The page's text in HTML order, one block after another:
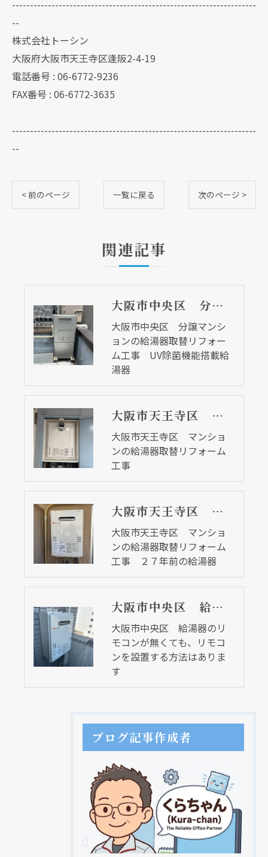
--------------------------------------------------------------------
--
株式会社トーシン
大阪府大阪市天王寺区逢阪2-4-19
電話番号 : 06-6772-9236
FAX番号 : 06-6772-3635
--------------------------------------------------------------------
--
< 前のページ 一覧に戻る 次のページ >
関連記事
大阪市中央区 分譲マンションの給湯器取替リフォーム工事 UV除菌機能搭載給湯器
大阪市中央区 分譲マンシ
ョンの給湯器取替リフォー
ム工事 UV除菌機能搭載給
湯器
大阪市天王寺区 マンションの給湯器取替リフォーム工事
大阪市天王寺区 マンショ
ンの給湯器取替リフォーム
工事
大阪市天王寺区 マンションの給湯器取替リフォーム工事 ２７年前の給湯器
大阪市天王寺区 マンショ
ンの給湯器取替リフォーム
工事 ２７年前の給湯器
大阪市中央区 給湯器のリモコンが無くても、リモコンを設置する方法はあります
大阪市中央区 給湯器のリ
モコンが無くても、リモコ
ンを設置する方法はありま
す
ブログ記事作成者